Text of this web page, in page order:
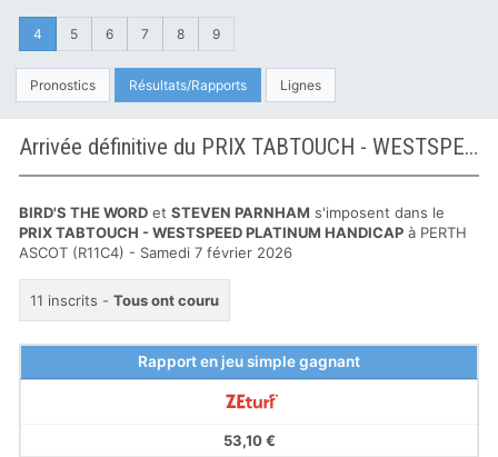
4 5 6 7 8 9
Pronostics Résultats/Rapports Lignes
Arrivée définitive du PRIX TABTOUCH - WESTSPEED PLATINUM HANDICAP à PERTH ASCOT
BIRD'S THE WORD et STEVEN PARNHAM s'imposent dans le
PRIX TABTOUCH - WESTSPEED PLATINUM HANDICAP à PERTH
ASCOT (R11C4) - Samedi 7 février 2026
11 inscrits - Tous ont couru
Rapport en jeu simple gagnant
53,10 €